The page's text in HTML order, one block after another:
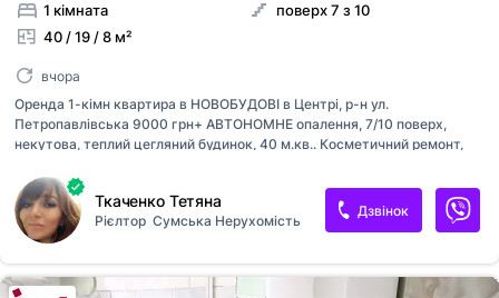
1 кімната
40 / 19 / 8 м²
поверх 7 з 10
вчора
Оренда 1-кімн квартира в НОВОБУДОВІ в Центрі, р-н ул.
Петропавлівська 9000 грн+ АВТОНОМНЕ опалення, 7/10 поверх,
некутова, теплий цегляний будинок, 40 м.кв.. Косметичний ремонт,
кінці місяця. За детальною інформацією і переглядом звертайтеся за
тел [телефон приховано]Таня
Ткаченко Тетяна
Рієлтор Сумська Нерухомість
Дзвінок